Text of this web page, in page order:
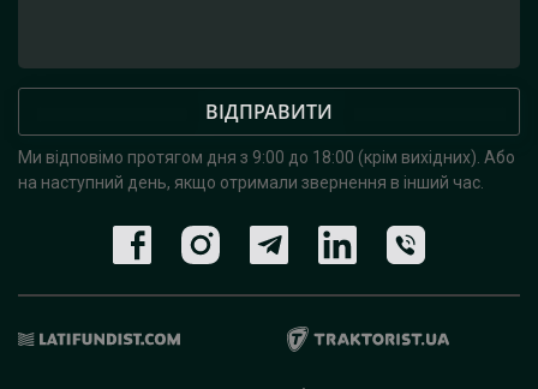
ВІДПРАВИТИ
Ми відповімо протягом дня з 9:00 до 18:00 (крім вихідних). Або
на наступний день, якщо отримали звернення в інший час.